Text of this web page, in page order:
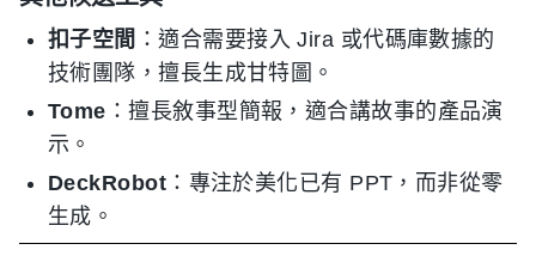
扣子空間 ：適合需要接入 Jira 或代碼庫數據的
技術團隊，擅長生成甘特圖。
Tome ：擅長敘事型簡報，適合講故事的產品演
示。
DeckRobot ：專注於美化已有 PPT，而非從零
生成。